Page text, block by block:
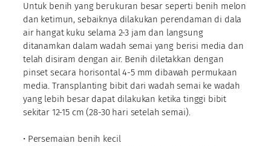
Untuk benih yang berukuran besar seperti benih melon
dan ketimun, sebaiknya dilakukan perendaman di dala
air hangat kuku selama 2-3 jam dan langsung
ditanamkan dalam wadah semai yang berisi media dan
telah disiram dengan air. Benih diletakkan dengan
pinset secara horisontal 4-5 mm dibawah permukaan
media. Transplanting bibit dari wadah semai ke wadah
yang lebih besar dapat dilakukan ketika tinggi bibit
sekitar 12-15 cm (28-30 hari setelah semai).
• Persemaian benih kecil